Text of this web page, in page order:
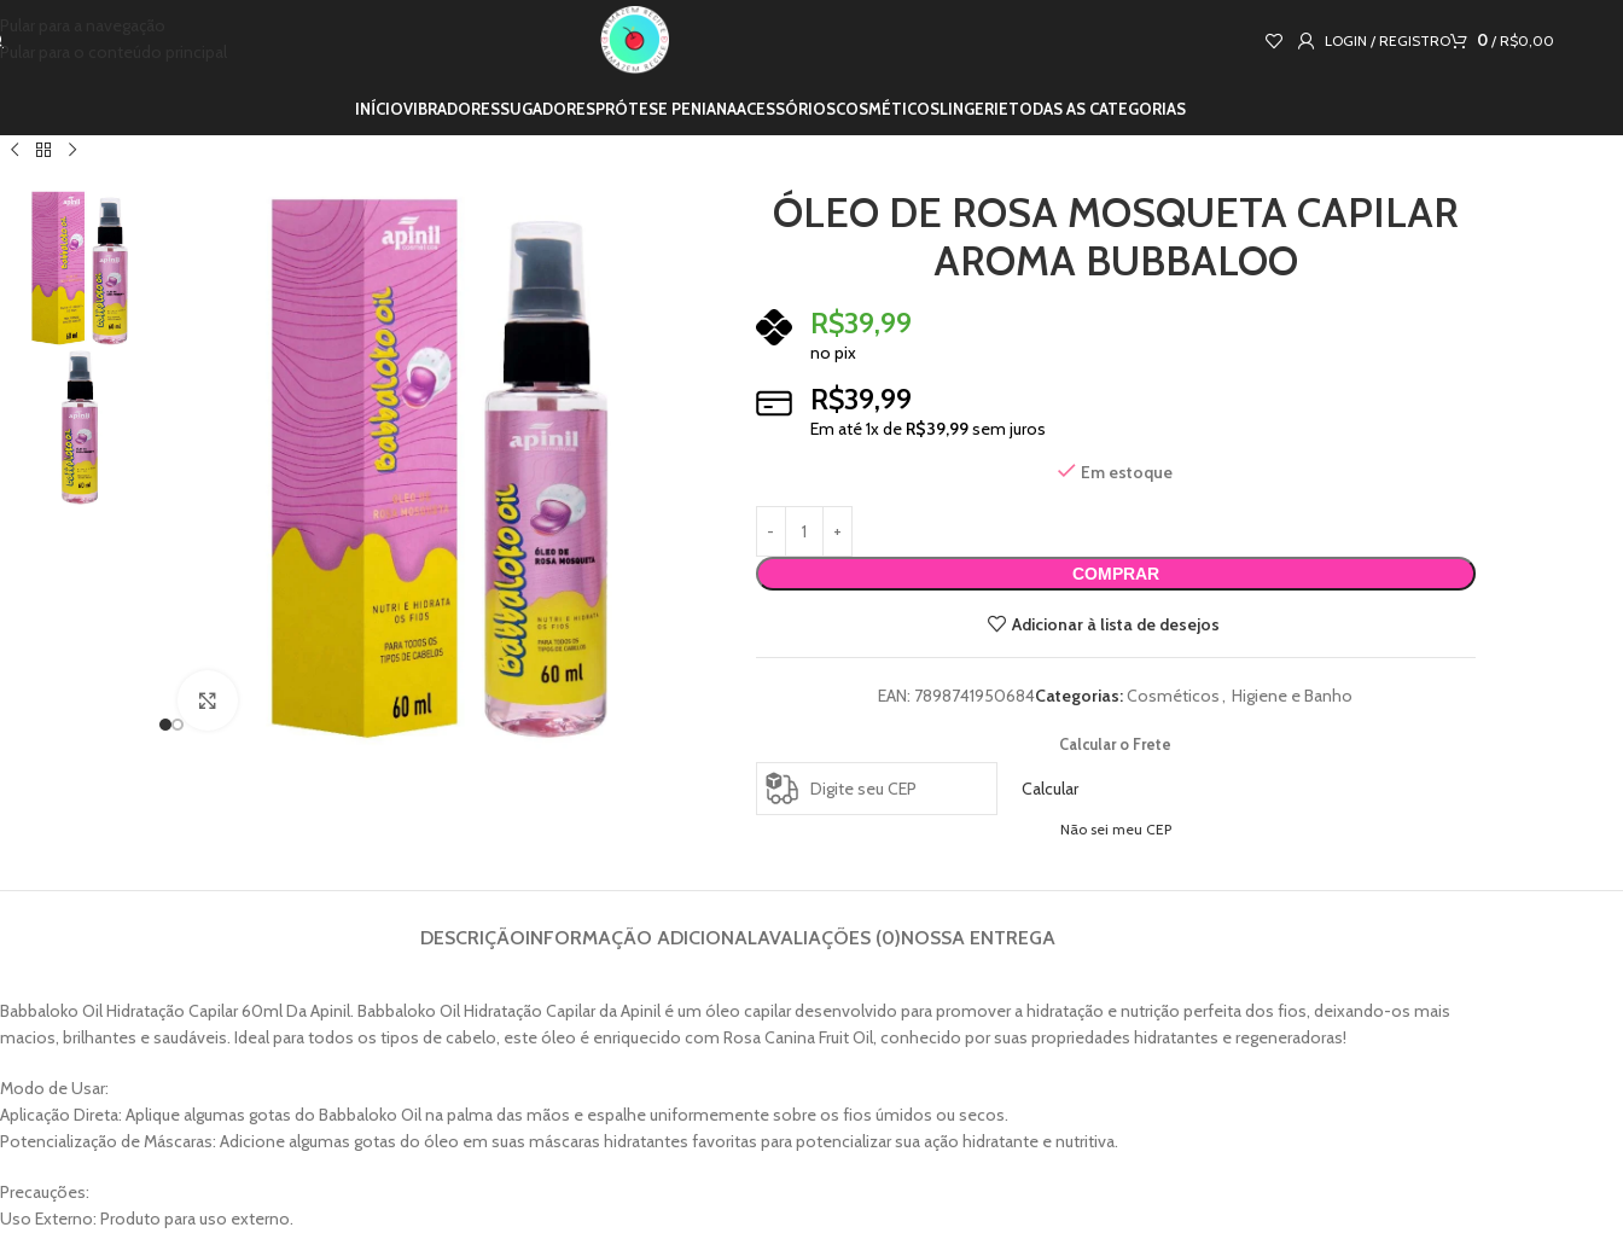
Pular para o conteúdo principal
LOGIN / REGISTRO 0 / R$0,00
INÍCIOVIBRADORESSUGADORESPRÓTESE PENIANAACESSÓRIOSCOSMÉTICOSLINGERIETODAS AS CATEGORIAS
ÓLEO DE ROSA MOSQUETA CAPILAR
AROMA BUBBALOO
R$39,99
no pix
R$39,99
Em até1x de R$39,99sem juros
Em estoque
COMPRAR
Adicionar à lista de desejos
EAN: 7898741950684Categorias:Cosméticos, Higiene e Banho
Calcular o Frete
Calcular
Não sei meu CEP
DESCRIÇÃOINFORMAÇÃO ADICIONALAVALIAÇÕES (0)NOSSA ENTREGA
Babbaloko Oil Hidratação Capilar 60ml Da Apinil. Babbaloko Oil Hidratação Capilar da Apinil é um óleo capilar desenvolvido para promover a hidratação e nutrição perfeita dos fios, deixando-os mais
macios, brilhantes e saudáveis. Ideal para todos os tipos de cabelo, este óleo é enriquecido com Rosa Canina Fruit Oil, conhecido por suas propriedades hidratantes e regeneradoras!
Modo de Usar:
Aplicação Direta: Aplique algumas gotas do Babbaloko Oil na palma das mãos e espalhe uniformemente sobre os fios úmidos ou secos.
Potencialização de Máscaras: Adicione algumas gotas do óleo em suas máscaras hidratantes favoritas para potencializar sua ação hidratante e nutritiva.
Precauções:
Uso Externo: Produto para uso externo.